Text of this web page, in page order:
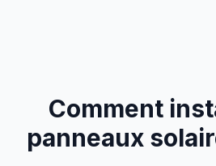
Comment
panneaux